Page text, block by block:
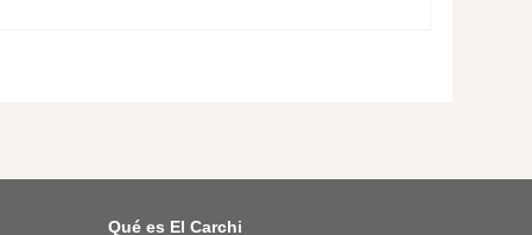
Qué es El Carchi